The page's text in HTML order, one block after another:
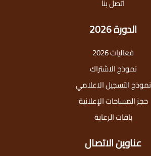
اتصل بنا
الدورة 2026
فعاليات 2026
نموذج الاشتراك
نموذج التسجيل الاعلامي
حجز المساحات الإعلانية
باقات الرعاية
عناوين الاتصال